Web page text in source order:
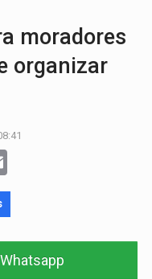
moradores
organizar